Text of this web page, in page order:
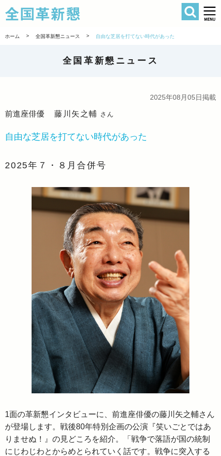
全国革新懇
検索
ホーム > 全国革新懇ニュース > 自由な芝居を打てない時代があった
全国革新懇ニュース
2025年08月05日掲載
前進座俳優 藤川矢之輔 さん
自由な芝居を打てない時代があった
2025年７・８月合併号
1面の革新懇インタビューに、前進座俳優の藤川矢之輔さん
が登場します。戦後80年特別企画の公演『笑いごとではあ
りませぬ！』の見どころを紹介。「戦争で落語が国の統制
にじわじわとからめとられていく話です。戦争に突入する